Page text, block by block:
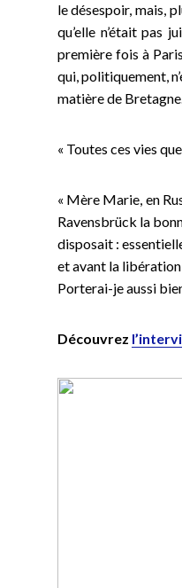
le désespoir, mais,
qu’elle n’était pas
première fois à
qui, politiquement,
matière de
« Toutes ces vies
« Mère Marie, en
Ravensbrück la
disposait :
et avant la libération
Porterai-je aussi
Découvrez